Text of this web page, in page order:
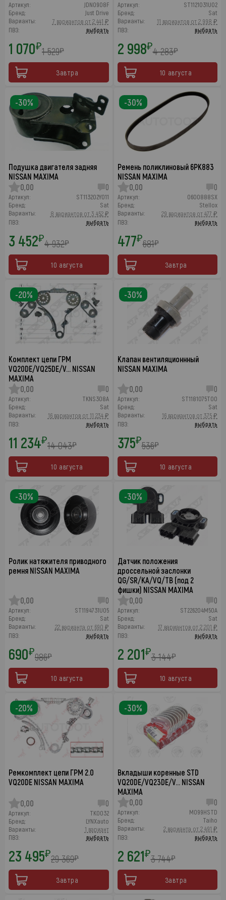
Артикул:
JDN0908F
Бренд:
Just Drive
Варианты:
7 вариантов от 2 441 ₽
ПВЗ:
выбрать
1 070₽1 529₽
Завтра
Артикул:
ST1121031U02
Бренд:
Sat
Варианты:
11 вариантов от 2 998 ₽
ПВЗ:
выбрать
2 998₽4 283₽
10 августа
Подушка двигателя задняя
NISSAN MAXIMA
0,00
0
Артикул:
ST113202Y011
Бренд:
Sat
Варианты:
8 вариантов от 3 452 ₽
ПВЗ:
выбрать
3 452₽4 932₽
10 августа
-30%
Ремень поликлиновый 6PK883
NISSAN MAXIMA
0,00
0
Артикул:
0600888SX
Бренд:
Stellox
Варианты:
29 вариантов от 477 ₽
ПВЗ:
выбрать
477₽681₽
Завтра
-30%
Комплект цепи ГРМ
VQ20DE/VQ25DE/V… NISSAN
MAXIMA
0,00
0
Артикул:
TKNS308A
Бренд:
Sat
Варианты:
16 вариантов от 11 234 ₽
ПВЗ:
выбрать
11 234₽14 043₽
10 августа
-20%
Клапан вентиляционнный
NISSAN MAXIMA
0,00 0
Артикул:
ST1181075T00
Бренд:
Sat
Варианты:
16 вариантов от 375 ₽
ПВЗ:
выбрать
375₽536₽
10 августа
-30%
Ролик натяжителя приводного
ремня NISSAN MAXIMA
0,00 0
Артикул:
ST1194731U05
Бренд:
Sat
Варианты:
22 варианта от 690 ₽
ПВЗ:
выбрать
690₽986₽
10 августа
-30%
Датчик положения
дроссельной заслонки
QG/SR/KA/VQ/TB (под 2
фишки) NISSAN MAXIMA
0,00
0
Артикул:
ST226204M50A
Бренд:
Sat
Варианты:
17 вариантов от 2 201 ₽
ПВЗ:
выбрать
2 201₽3 144₽
10 августа
-30%
Ремкомплект цепи ГРМ 2.0
VQ20DE NISSAN MAXIMA
0,00 0
Артикул:
TK0032
Бренд:
LYNXauto
Варианты:
1 вариант
ПВЗ:
выбрать
23 495₽29 369₽
Завтра
-20%
Вкладыши коренные STD
VQ20DE/VQ23DE/V… NISSAN
MAXIMA
0,00
0
Артикул:
M099HSTD
Бренд:
Taiho
Варианты:
2 варианта от 2 491 ₽
ПВЗ:
выбрать
2 621₽3 744₽
Завтра
-30%